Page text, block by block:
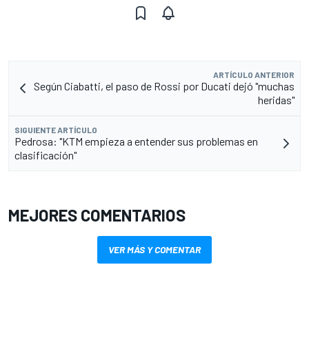
ARTÍCULO ANTERIOR
Según Ciabatti, el paso de Rossi por Ducati dejó "muchas
heridas"
SIGUIENTE ARTÍCULO
Pedrosa: "KTM empieza a entender sus problemas en
clasificación"
MEJORES COMENTARIOS
VER MÁS Y COMENTAR